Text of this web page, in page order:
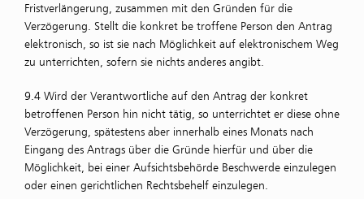
Fristverlängerung, zusammen mit den Gründen für die
Verzögerung. Stellt die konkret be troffene Person den Antrag
elektronisch, so ist sie nach Möglichkeit auf elektronischem Weg
zu unterrichten, sofern sie nichts anderes angibt.
9.4 Wird der Verantwortliche auf den Antrag der konkret
betroffenen Person hin nicht tätig, so unterrichtet er diese ohne
Verzögerung, spätestens aber innerhalb eines Monats nach
Eingang des Antrags über die Gründe hierfür und über die
Möglichkeit, bei einer Aufsichtsbehörde Beschwerde einzulegen
oder einen gerichtlichen Rechtsbehelf einzulegen.